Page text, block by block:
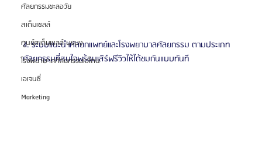
ศัลยกรรมชะลอวัย
สเต็มเซลล์
ศูนย์สเต็มเซลล์ บงบง
โรงพยาบาลศัลยกรรมเอโตน
เอเจนซี่
Marketing
4. ระบบแนะนำศัลยกแพทย์และโรงพยาบาลศัลยกรรม ตามประเภท
ศัลยกรรมที่สนใจพร้อมเสิร์ฟรีวิวให้ได้ชมกันแบบทันที